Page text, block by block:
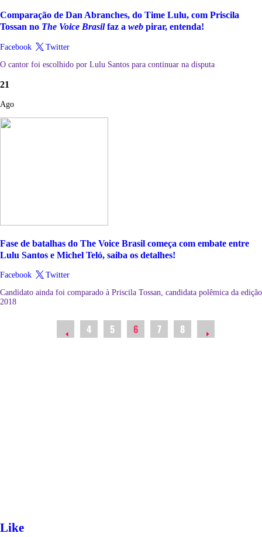
Comparação de Dan Abranches, do Time Lulu, com Priscila
Tossan no The Voice Brasilfaz a web pirar, entenda!
Facebook
Twitter
O cantor foi escolhido por Lulu Santos para continuar na disputa
21
Ago
Fase de batalhas do The Voice Brasil começa com embate entre
Lulu Santos e Michel Teló, saiba os detalhes!
Facebook
Twitter
Candidato ainda foi comparado à Priscila Tossan, candidata polêmica da edição
2018
4 5 6 7 8
Like